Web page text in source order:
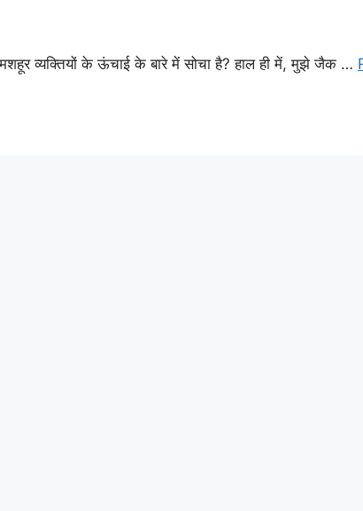
व्यक्तियों के ऊंचाई के बारे में सोचा है? हाल ही में, मुझे जैक …